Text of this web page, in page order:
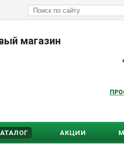
магазин
АКЦИИ